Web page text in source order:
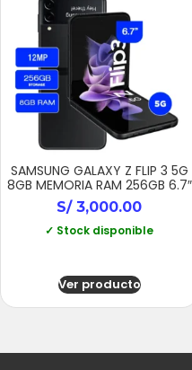
SAMSUNG GALAXY Z FLIP 3 5G
8GB MEMORIA RAM 256GB 6.7″
S/3,000.00
✓ Stock disponible
Ver producto